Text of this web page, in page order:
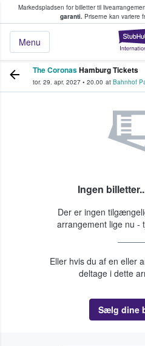
Markedspladsen for billetter til
garanti.Priserne kan variere
Menu
køber og sælger
The CoronasHamburg Tickets
tor. 29. apr. 2027 • 20.00 at Bahnhof
Ingen
Der er ingen
arrangement lige nu -
Eller hvis du af en eller
deltage i dette
Sælg dine